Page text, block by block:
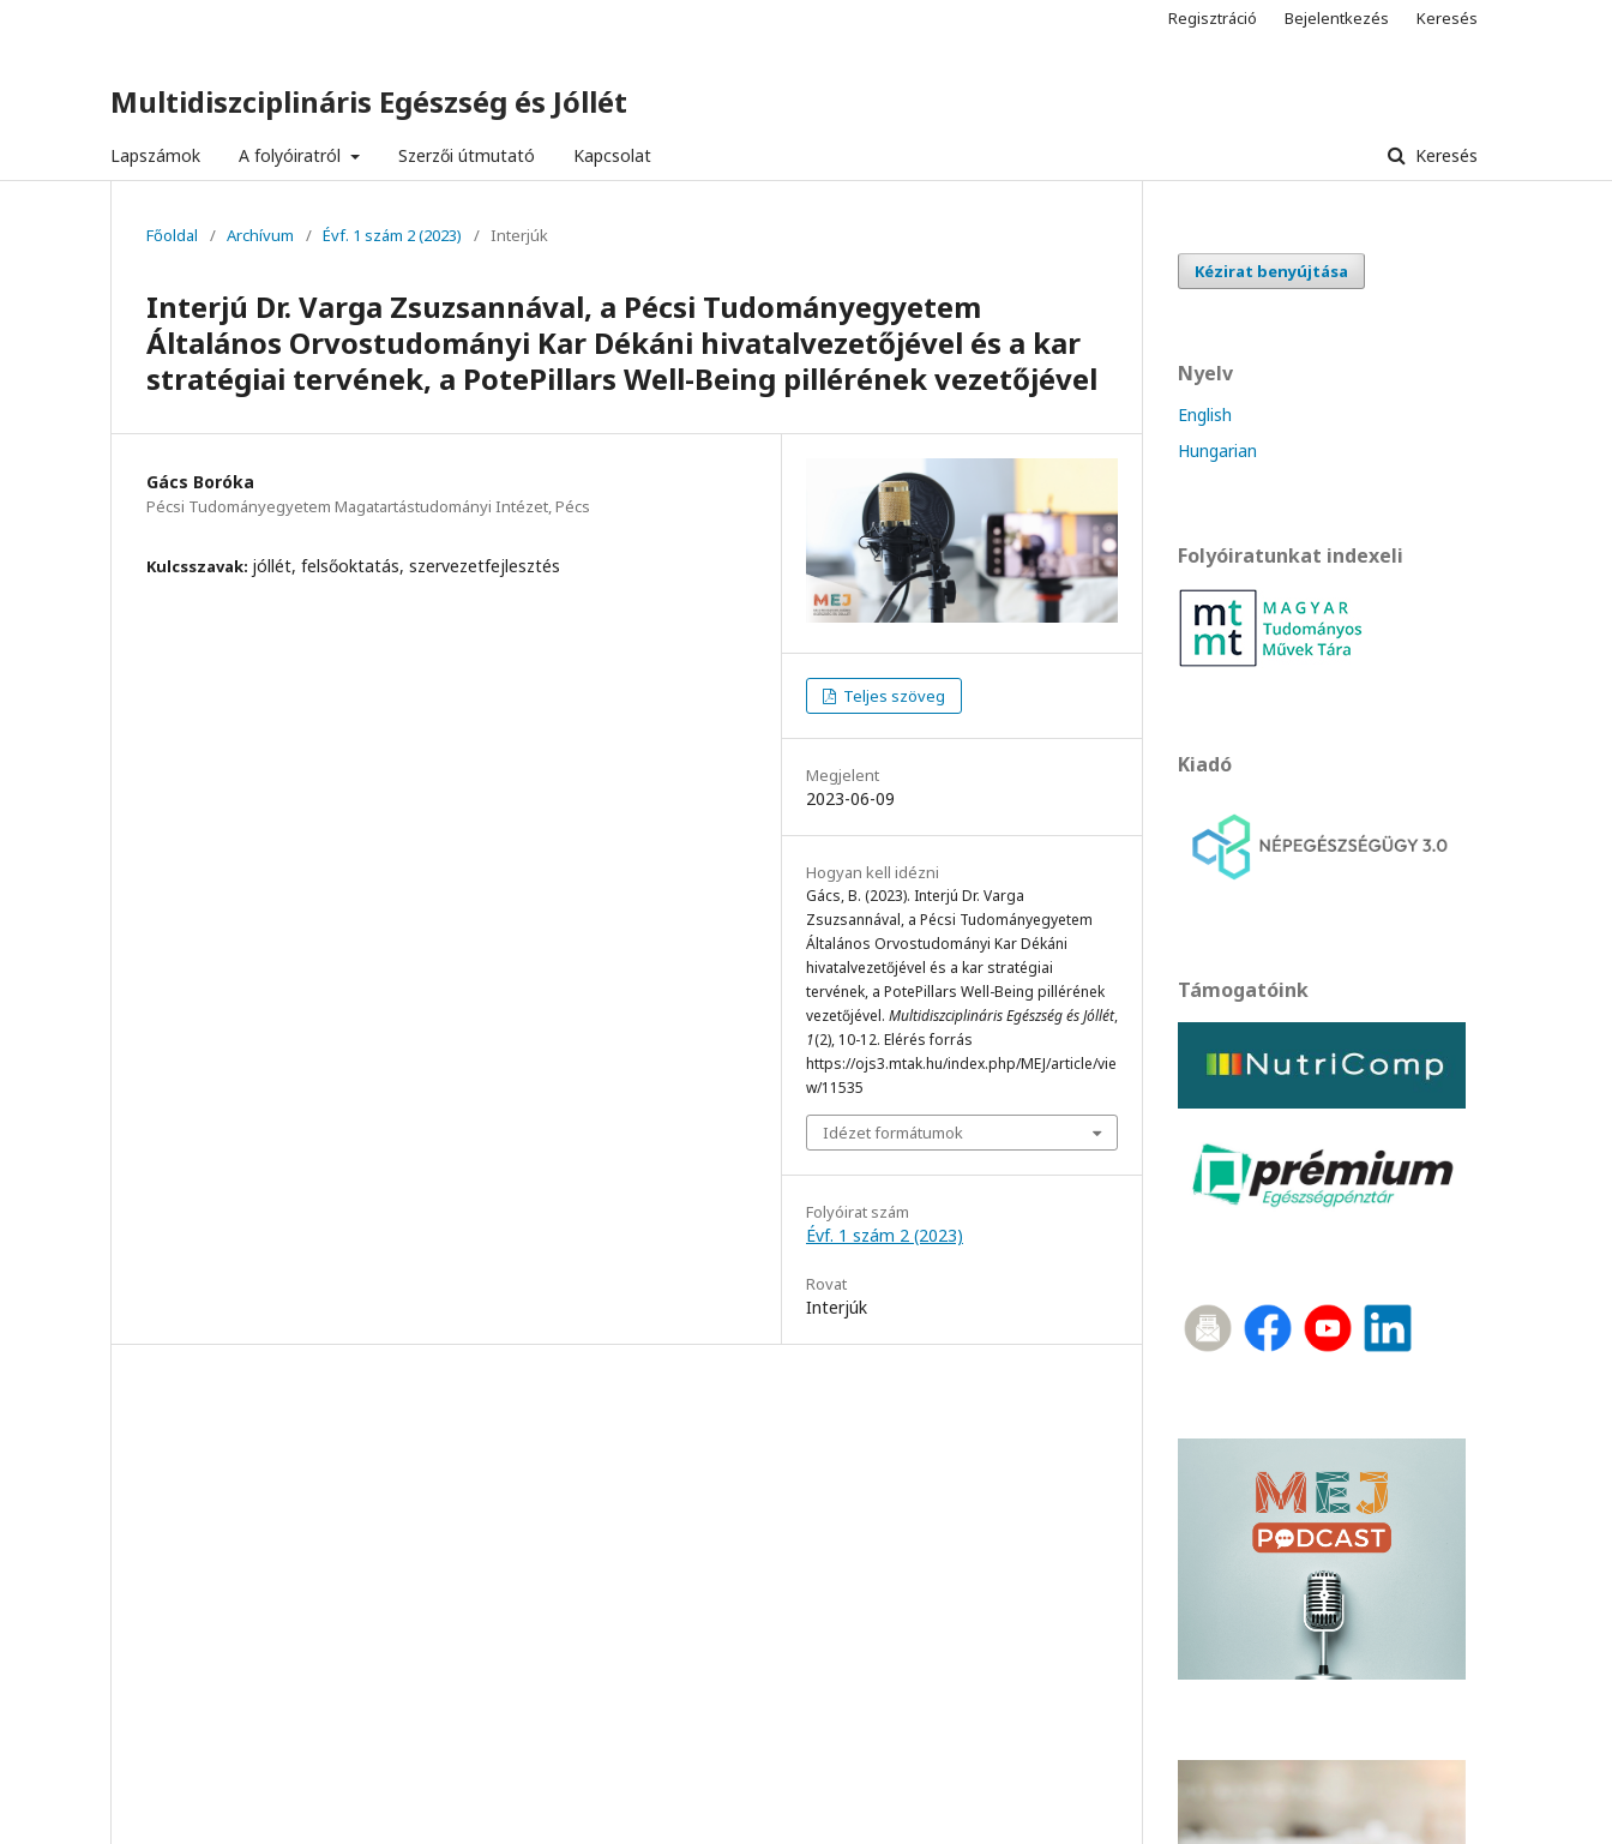
Multidiszciplináris Egészség és Jóllét
Lapszámok A folyóiratról Szerzői útmutató Kapcsolat Keresés
Regisztráció Bejelentkezés Keresés
Főoldal / Archívum / Évf. 1 szám 2 (2023) / Interjúk
Interjú Dr. Varga Zsuzsannával, a Pécsi Tudományegyetem
Általános Orvostudományi Kar Dékáni hivatalvezetőjével és a kar
stratégiai tervének, a PotePillars Well-Being pillérének vezetőjével
Gács Boróka
Pécsi Tudományegyetem Magatartástudományi Intézet, Pécs
Kulcsszavak: jóllét, felsőoktatás, szervezetfejlesztés
Teljes szöveg
Megjelent
2023-06-09
Hogyan kell idézni
Gács, B. (2023). Interjú Dr. Varga
Zsuzsannával, a Pécsi Tudományegyetem
Általános Orvostudományi Kar Dékáni
hivatalvezetőjével és a kar stratégiai
tervének, a PotePillars Well-Being pillérének
vezetőjével. Multidiszciplináris Egészség és Jóllét,
1(2), 10-12. Elérés forrás
https://ojs3.mtak.hu/index.php/MEJ/article/vie
w/11535
Idézet formátumok
Folyóirat szám
Évf. 1 szám 2 (2023)
Rovat
Interjúk
Kézirat benyújtása
Nyelv
English
Hungarian
Folyóiratunkat indexeli
Kiadó
Támogatóink